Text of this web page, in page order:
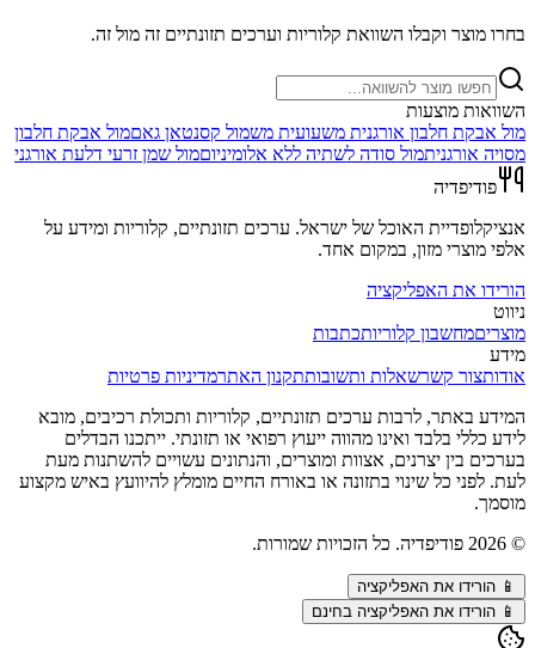
בחרו מוצר וקבלו השוואת קלוריות וערכים תזונתיים זה מול זה.
השוואות מוצעות
מול אבקת חלבון אורגנית משעועית משמול קסנטאן גאםמול אבקת חלבון
מסויה אורגניתמול סודה לשתיה ללא אלומיניוםמול שמן זרעי דלעת אורגני
פודיפדיה
אנציקלופדיית האוכל של ישראל. ערכים תזונתיים, קלוריות ומידע על
אלפי מוצרי מזון, במקום אחד.
הורידו את האפליקציה
ניווט
מוצריםמחשבון קלוריותכתבות
מידע
אודותצור קשרשאלות ותשובותתקנון האתרמדיניות פרטיות
המידע באתר, לרבות ערכים תזונתיים, קלוריות ותכולת רכיבים, מובא
לידע כללי בלבד ואינו מהווה ייעוץ רפואי או תזונתי. ייתכנו הבדלים
בערכים בין יצרנים, אצוות ומוצרים, והנתונים עשויים להשתנות מעת
לעת. לפני כל שינוי בתזונה או באורח החיים מומלץ להיוועץ באיש מקצוע
מוסמך.
©
2026 פודיפדיה. כל הזכויות שמורות.
📱 הורידו את האפליקציה
📱 הורידו את האפליקציה בחינם